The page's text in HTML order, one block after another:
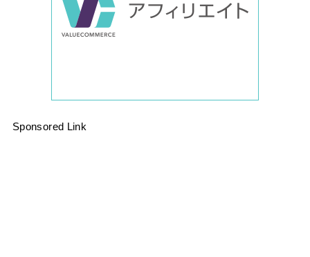
Sponsored Link